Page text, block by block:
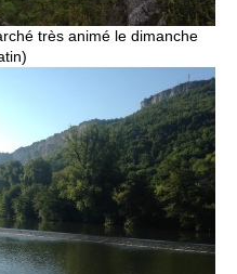
très animé le dimanche